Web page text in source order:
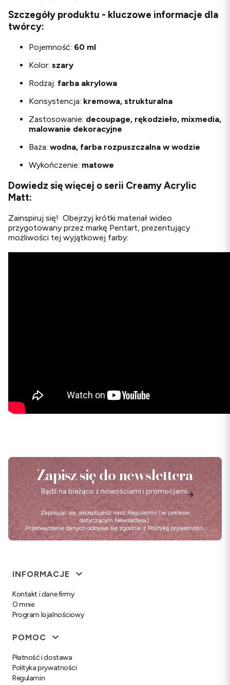
Szczegóły produktu - kluczowe informacje dla
twórcy:
Pojemność: 60 ml
Kolor: szary
Rodzaj: farba akrylowa
Konsystencja: kremowa, strukturalna
Zastosowanie: decoupage, rękodzieło, mixmedia,
malowanie dekoracyjne
Baza: wodna, farba rozpuszczalna w wodzie
Wykończenie: matowe
Dowiedz się więcej o serii Creamy Acrylic
Matt:
Zainspiruj się! Obejrzyj krótki materiał wideo
przygotowany przez markę Pentart, prezentujący
możliwości tej wyjątkowej farby:
Zapisz się do newslettera
Bądź na bieżąco z nowościami i promocjami.
Zapisując się, akceptujesz nasz Regulamin (w zakresie
dotyczącym Newslettera).
Przetwarzanie danych odbywa się zgodnie z Polityką prywatności.
Linki w stopce
INFORMACJE
Kontakt i dane firmy
O mnie
Program lojalnościowy
POMOC
Płatność i dostawa
Polityka prywatności
Regulamin